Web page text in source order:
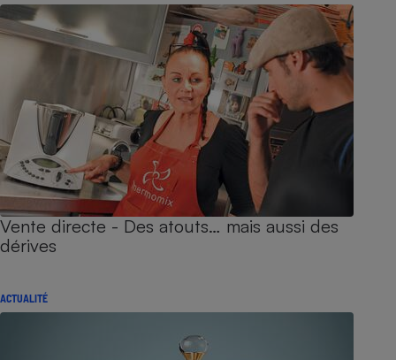
Vente directe - Des atouts… mais aussi des
dérives
ACTUALITÉ